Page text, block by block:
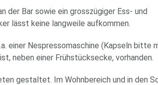
der Bar sowie ein grosszügiger Ess- und
lässt keine langweile aufkommen.
einer Nespressomaschine (Kapseln bitte
neben einer Frühstücksecke, vorhanden.
gestaltet. Im Wohnbereich und in den